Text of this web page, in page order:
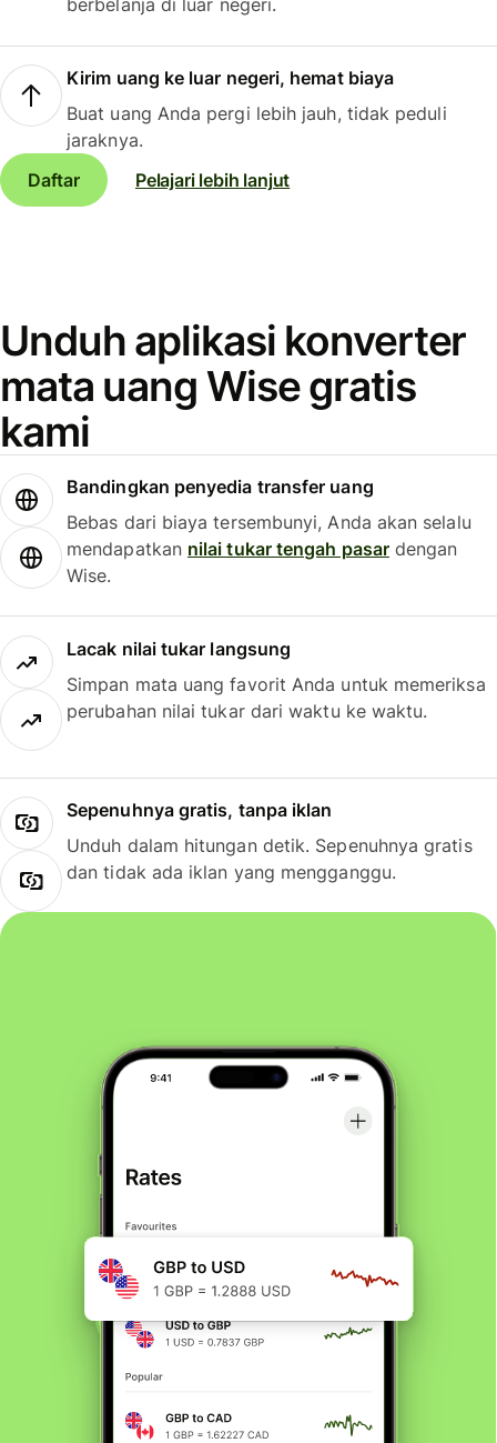
berbelanja di luar negeri.
Kirim uang ke luar negeri, hemat biaya
Buat uang Anda pergi lebih jauh, tidak peduli
jaraknya.
Daftar
Pelajari lebih lanjut
Unduh aplikasi konverter
mata uang Wise gratis
kami
Bandingkan penyedia transfer uang
Bebas dari biaya tersembunyi, Anda akan selalu
mendapatkan nilai tukar tengah pasardengan
Wise.
Lacak nilai tukar langsung
Simpan mata uang favorit Anda untuk memeriksa
perubahan nilai tukar dari waktu ke waktu.
Sepenuhnya gratis, tanpa iklan
Unduh dalam hitungan detik. Sepenuhnya gratis
dan tidak ada iklan yang mengganggu.